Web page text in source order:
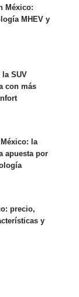
México:
MHEV y
la SUV
con más
México: la
apuesta por
precio,
y